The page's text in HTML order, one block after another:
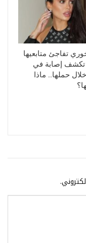
تفاجئ متابعيها
تكشف إصابة في
حملها.. ماذا